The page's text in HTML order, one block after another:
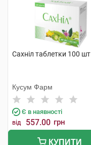
Сахніл таблетки 100 шт
Кусум Фарм
Є в наявності
від 557.00 грн
КУПИТИ